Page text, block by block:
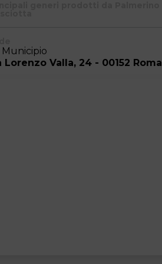
Municipio
Lorenzo Valla, 24 - 00152 Roma